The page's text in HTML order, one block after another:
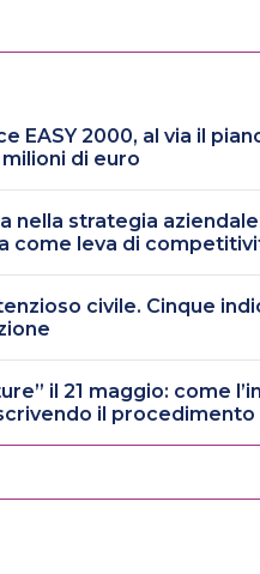
EASY 2000, al via il
di euro
nella strategia
come leva di
civile. Cinque
il 21 maggio: come
il procedimento